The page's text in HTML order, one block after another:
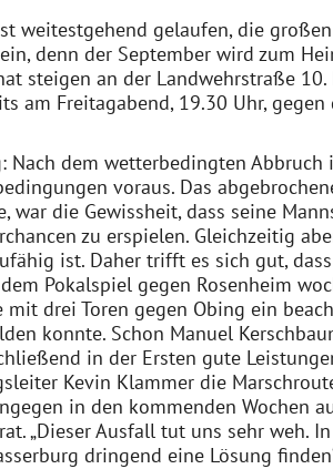
weitestgehend gelaufen, die
denn der September wird zum
steigen an der Landwehrstraße
am Freitagabend, 19.30 Uhr,
dem wetterbedingten
voraus. Das
war die Gewissheit, dass seine
zu erspielen. Gleichzeitig
ist. Daher trifft es sich gut,
Pokalspiel gegen Rosenheim
drei Toren gegen Obing ein
konnte. Schon Manuel
in der Ersten gute
Kevin Klammer die
in den kommenden Wochen
„Dieser Ausfall tut uns sehr weh.
dringend eine Lösung